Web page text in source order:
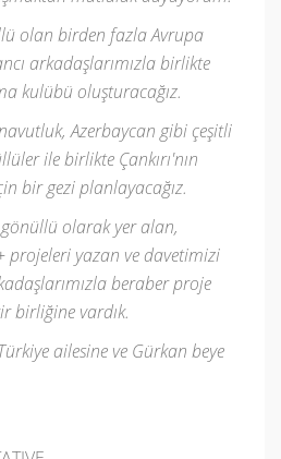
olan birden fazla Avrupa
arkadaşlarımızla birlikte
kulübü oluşturacağız.
Azerbaycan gibi çeşitli
ile birlikte Çankırı'nın
bir gezi planlayacağız.
gönüllü olarak yer alan,
projeleri yazan ve davetimizi
beraber proje
birliğine vardık.
ailesine ve Gürkan beye